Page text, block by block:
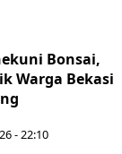
Bonsai,
Warga Bekasi
- 22:10